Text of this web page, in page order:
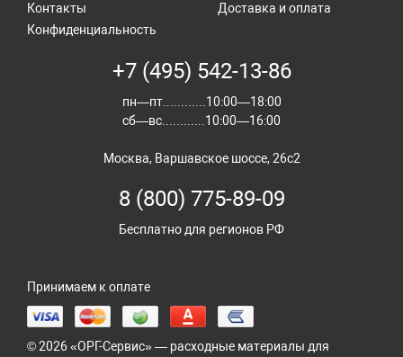
Контакты
Доставка и оплата
Конфиденциальность
+7 (495) 542-13-86
пн—пт............10:00—18:00
сб—вс............10:00—16:00
Москва, Варшавское шоссе, 26с2
8 (800) 775-89-09
Бесплатно для регионов РФ
Принимаем к оплате
© 2026 «ОРГ-Сервис» — расходные материалы для